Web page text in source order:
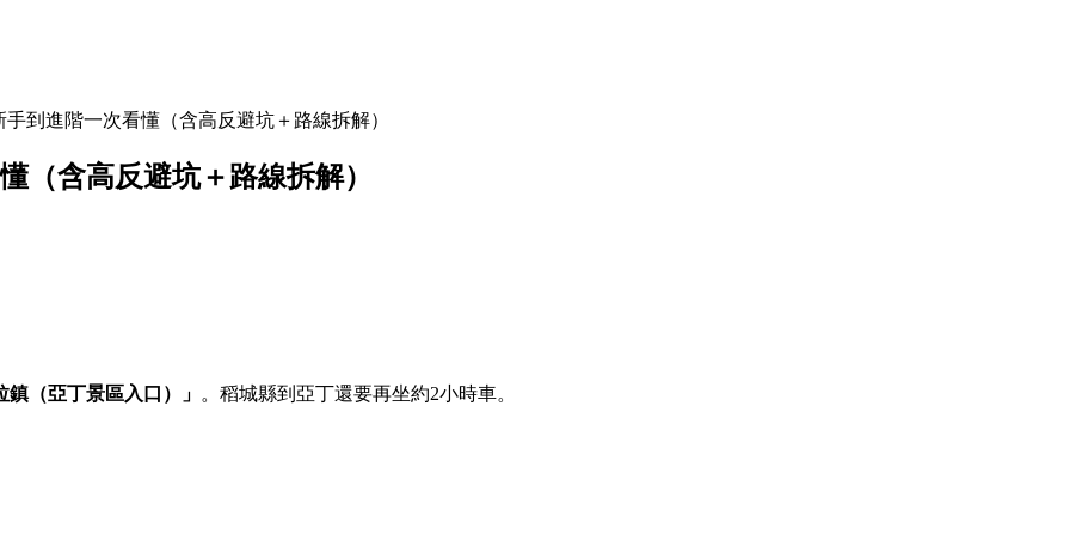
到進階一次看懂（含高反避坑＋路線拆解）
（含高反避坑＋路線拆解）
（亞丁景區入口）」 。稻城縣到亞丁還要再坐約2小時車。